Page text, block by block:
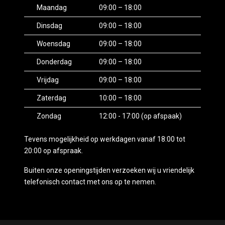
(dit geldt bijvoorbeeld voor grote banken zoals ING
en ABN Amro). Zorg er daarom voor dat u uw
overschrijvingslimiet van tevoren verhoogt om een
soepele betaling mogelijk te maken.
Alle Autobedrijf Aksa occasions worden met alle
mogelijke nauwkeurigheid gefotografeerd en
omschreven. Dit is om onze jonge occasions voor u
zo duidelijk mogelijk te presenteren. Desondanks
kan het voorkomen dat we een optie vergeten of
verkeerd aanvinken. Controleer dan ook zelf altijd
wat u belangrijk vindt. Mochten wij per ongelijk een
fout maken in het omschrijven van één van onze
occasions dan kunnen daar geen rechten worden
ontleend.
Maandag 09:00 – 18:00
Dinsdag 09:00 – 18:00
Woensdag 09:00 – 18:00
Donderdag 09:00 – 18:00
Vrijdag 09:00 – 18:00
Zaterdag 10:00 – 18:00
Zondag 12:00 - 17:00 (op afspaak)
Tevens mogelijkheid op werkdagen vanaf 18:00 tot
20:00 op afspraak.
Buiten onze openingstijden verzoeken wij u vriendelijk
telefonisch contact met ons op te nemen.